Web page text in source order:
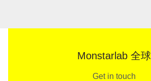
Monstarlab 全球
Get in touch